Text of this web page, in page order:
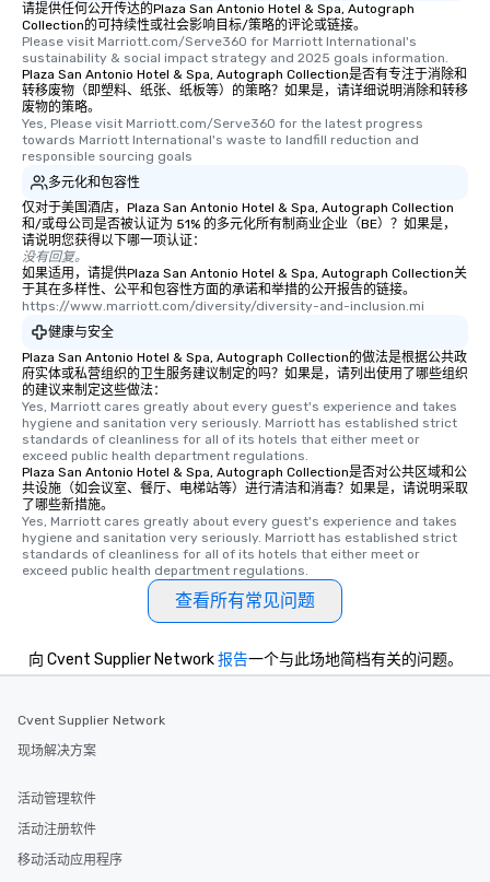
请提供任何公开传达的Plaza San Antonio Hotel & Spa, Autograph
Collection的可持续性或社会影响目标/策略的评论或链接。
Please visit Marriott.com/Serve360 for Marriott International's
sustainability & social impact strategy and 2025 goals information.
Plaza San Antonio Hotel & Spa, Autograph Collection是否有专注于消除和
转移废物（即塑料、纸张、纸板等）的策略？如果是，请详细说明消除和转移
废物的策略。
Yes, Please visit Marriott.com/Serve360 for the latest progress
towards Marriott International's waste to landfill reduction and
responsible sourcing goals
多元化和包容性
仅对于美国酒店，Plaza San Antonio Hotel & Spa, Autograph Collection
和/或母公司是否被认证为 51% 的多元化所有制商业企业（BE）？如果是，
请说明您获得以下哪一项认证：
没有回复。
如果适用，请提供Plaza San Antonio Hotel & Spa, Autograph Collection关
于其在多样性、公平和包容性方面的承诺和举措的公开报告的链接。
https://www.marriott.com/diversity/diversity-and-inclusion.mi
健康与安全
Plaza San Antonio Hotel & Spa, Autograph Collection的做法是根据公共政
府实体或私营组织的卫生服务建议制定的吗？如果是，请列出使用了哪些组织
的建议来制定这些做法：
Yes, Marriott cares greatly about every guest's experience and takes
hygiene and sanitation very seriously. Marriott has established strict
standards of cleanliness for all of its hotels that either meet or
exceed public health department regulations.
Plaza San Antonio Hotel & Spa, Autograph Collection是否对公共区域和公
共设施（如会议室、餐厅、电梯站等）进行清洁和消毒？如果是，请说明采取
了哪些新措施。
Yes, Marriott cares greatly about every guest's experience and takes
hygiene and sanitation very seriously. Marriott has established strict
standards of cleanliness for all of its hotels that either meet or
exceed public health department regulations.
查看所有常见问题
向 Cvent Supplier Network报告一个与此场地简档有关的问题。
Cvent Supplier Network
现场解决方案
活动管理软件
活动注册软件
移动活动应用程序